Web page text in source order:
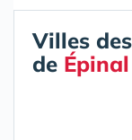
Villes
de Épinal